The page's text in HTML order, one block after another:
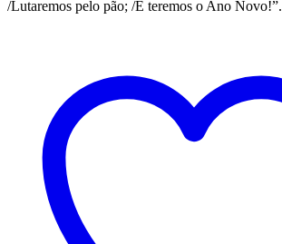
/Lutaremos pelo pão; /E teremos o Ano Novo!”.